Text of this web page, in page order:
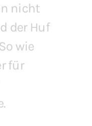
nicht
der Huf
wie
für